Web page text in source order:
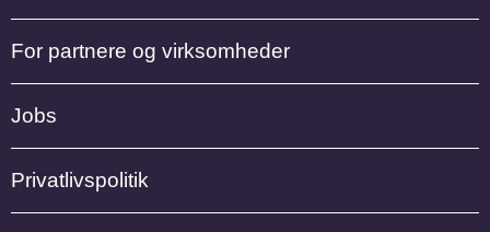
For partnere og virksomheder
Jobs
Privatlivspolitik